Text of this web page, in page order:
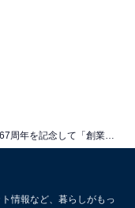
+幸楽苑ギフトセット
情報など、暮らしがもっ